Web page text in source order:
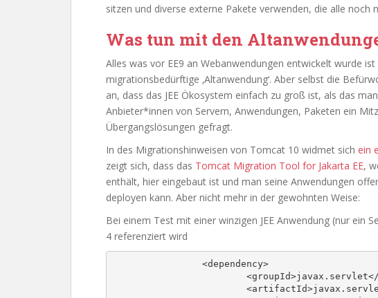
sitzen und diverse externe Pakete verwenden, die alle noch
Was tun mit den
Alles was vor EE9 an Webanwendungen entwickelt wurde
migrationsbedürftige ‚Altanwendung‘. Aber selbst die
an, dass das JEE Ökosystem einfach zu groß ist, als das
Anbieter*innen von Servern, Anwendungen, Paketen ein
Übergangslösungen gefragt.
In des Migrationshinweisen von Tomcat 10 widmet sich ein
zeigt sich, dass das Tomcat Migration Tool for Jakarta EE,
enthält, hier eingebaut ist und man seine Anwendungen
deployen kann. Aber nicht mehr in der gewohnten Weise:
Bei einem Test mit einer winzigen JEE Anwendung (nur ein
4 referenziert wird